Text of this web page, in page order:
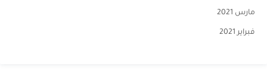
مارس 2021
فبراير 2021